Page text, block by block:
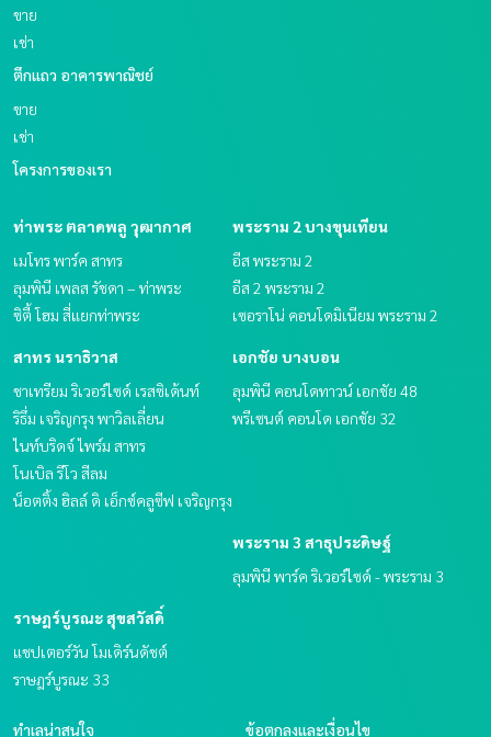
ขาย
เช่า
ตึกแถว อาคารพาณิชย์
ขาย
เช่า
โครงการของเรา
ท่าพระ ตลาดพลู วุฒากาศ
เมโทร พาร์ค สาทร
ลุมพินี เพลส รัชดา – ท่าพระ
ซิตี้ โฮม สี่แยกท่าพระ
พระราม 2 บางขุนเทียน
อีส พระราม 2
อีส 2 พระราม 2
เซอราโน่ คอนโดมิเนียม พระราม 2
สาทร นราธิวาส
ชาเทรียม ริเวอร์ไซด์ เรสซิเด้นท์
ริธึ่ม เจริญกรุง พาวิลเลี่ยน
ไนท์บริดจ์ ไพร์ม สาทร
โนเบิล รีโว สีลม
น็อตติ้ง ฮิลล์ ดิ เอ็กซ์คลูซีฟ เจริญกรุง
เอกชัย บางบอน
ลุมพินี คอนโดทาวน์ เอกชัย 48
พรีเซนต์ คอนโด เอกชัย 32
พระราม 3 สาธุประดิษฐ์
ลุมพินี พาร์ค ริเวอร์ไซด์ - พระราม 3
ราษฎร์บูรณะ สุขสวัสดิ์
แชปเตอร์วัน โมเดิร์นดัชต์
ราษฎร์บูรณะ 33
ทำเลน่าสนใจ ข้อตกลงและเงื่อนไข